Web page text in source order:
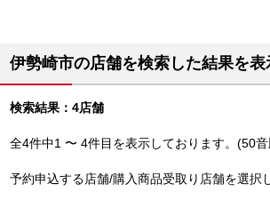
伊勢崎市の店舗を検索した結果を
検索結果：4店舗
全4件中1 〜 4件目を表示しております。(50音
予約申込する店舗/購入商品受取り店舗を選択